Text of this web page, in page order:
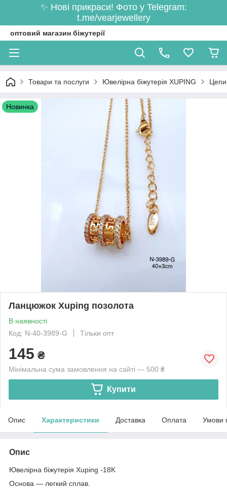
✨ Нові прикраси! Фото у Telegram:
t.me/vearjewellery
оптовий магазин біжутерії
Товари та послуги Ювелірна біжутерія XUPING
Новинка
Ланцюжок Xuping позолота
В наявності
Код: N-40-3989-G
Тільки опт
145 ₴
Мінімальна сума замовлення на сайті — 500 ₴
Купити
Опис Характеристики Доставка Оплата Умови
Опис
Ювелірна біжутерія Xuping -18K
Основа — легкий сплав.